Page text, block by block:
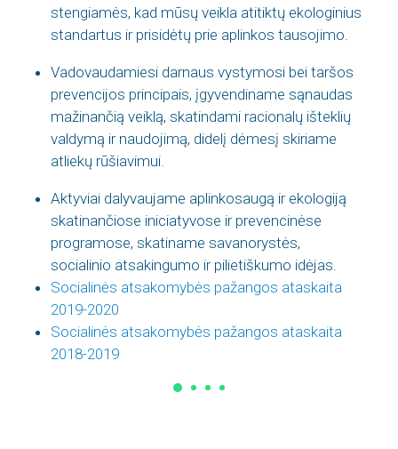
stengiamės, kad mūsų veikla atitiktų ekologinius
standartus ir prisidėtų prie aplinkos tausojimo.
Vadovaudamiesi darnaus vystymosi bei taršos
prevencijos principais, įgyvendiname sąnaudas
mažinančią veiklą, skatindami racionalų išteklių
valdymą ir naudojimą, didelį dėmesį skiriame
atliekų rūšiavimui.
Aktyviai dalyvaujame aplinkosaugą ir ekologiją
skatinančiose iniciatyvose ir prevencinėse
programose, skatiname savanorystės,
socialinio atsakingumo ir pilietiškumo idėjas.
Socialinės atsakomybės pažangos ataskaita
2019-2020
Socialinės atsakomybės pažangos ataskaita
2018-2019